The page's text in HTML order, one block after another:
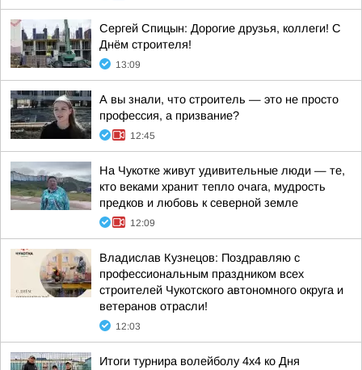
Сергей Спицын: Дорогие друзья, коллеги! С
Днём строителя!
13:09
А вы знали, что строитель — это не просто
профессия, а призвание?
12:45
На Чукотке живут удивительные люди — те,
кто веками хранит тепло очага, мудрость
предков и любовь к северной земле
12:09
Владислав Кузнецов: Поздравляю с
профессиональным праздником всех
строителей Чукотского автономного округа и
ветеранов отрасли!
12:03
Итоги турнира волейболу 4х4 ко Дня